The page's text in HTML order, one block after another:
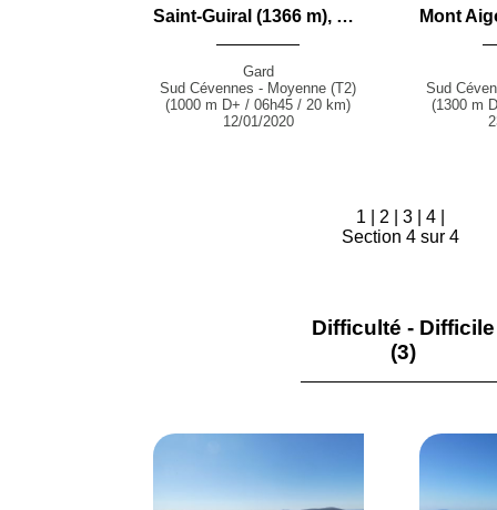
Saint-Guiral (1366 m), Rocher de l'Aigle (876 m) et Serre de la Mouche (846 m) en boucle par le Font de Truc, le Col des Tempêtes et Boucaret depuis Alzon
Gard
Sud Cévennes - Moyenne (T2)
(1000 m D+ / 06h45 / 20 km)
12/01/2020
Sud
(1300 m
1 2 3| 4|
Section 4 sur 4
Difficulté - Difficile
(3)